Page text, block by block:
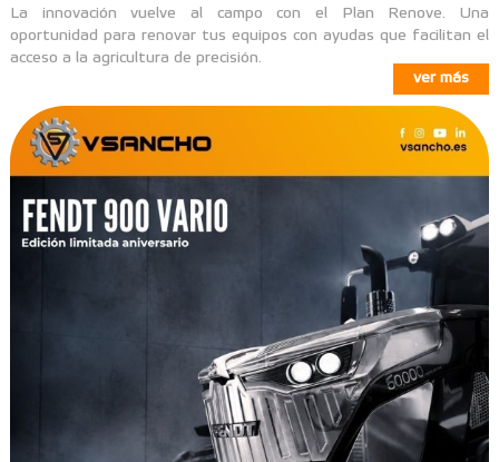
La innovación vuelve al campo con el Plan Renove. Una
oportunidad para renovar tus equipos con ayudas que facilitan el
acceso a la agricultura de precisión.
ver más